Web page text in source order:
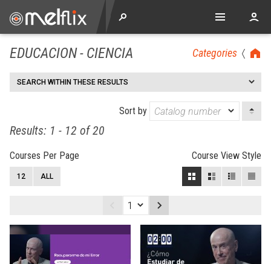
Categories
EDUCACION - CIENCIA
SEARCH WITHIN THESE RESULTS
Sort by
Results: 1 - 12 of 20
Courses Per Page Course View Style
12 ALL